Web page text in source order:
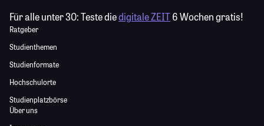
Für alle unter 30:Teste diedigitale ZEIT6 Wochen gratis!
Ratgeber
Studienthemen
Studienformate
Hochschulorte
Studienplatzbörse
Über uns